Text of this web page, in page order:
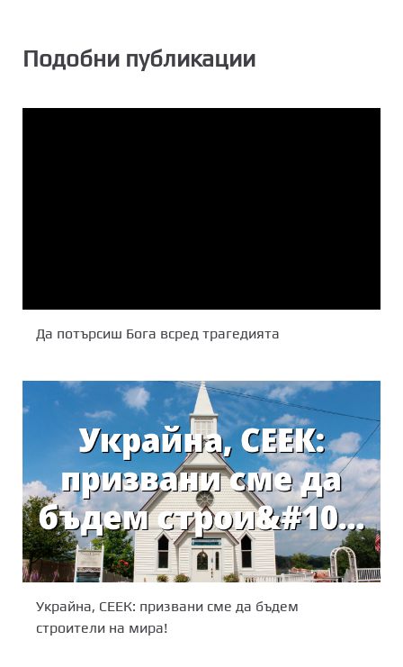
Подобни публикации
Да потърсиш Бога всред трагедията
Украйна, СЕЕК: призвани сме да бъдем
строители на мира!